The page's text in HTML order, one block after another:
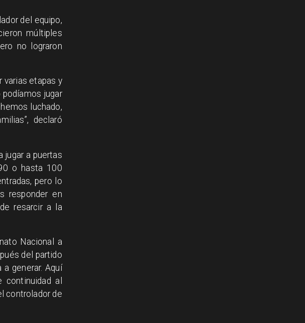
del equipo,
múltiples
no lograron
varias etapas y
jugar
luchado,
declaró
jugar a puertas
o hasta 100
pero lo
responder en
resarcir a la
Nacional a
del partido
generar. Aquí
al
controlador de